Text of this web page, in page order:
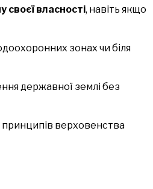
власності, навіть якщо
зонах чи біля
державної землі без
верховенства